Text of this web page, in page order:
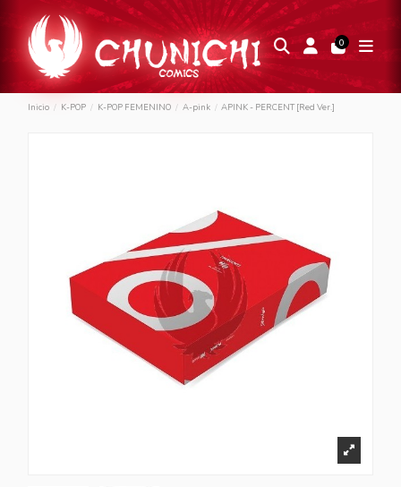
0
Inicio K-POP K-POP FEMENINO A-pink APINK - PERCENT [Red Ver.]